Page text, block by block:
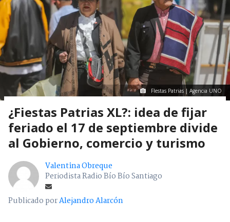
FIestas Patrias | Agencia UNO
¿Fiestas Patrias XL?: idea de fijar
feriado el 17 de septiembre divide
al Gobierno, comercio y turismo
Valentina Obreque
Periodista Radio Bío Bío Santiago
Publicado porAlejandro Alarcón